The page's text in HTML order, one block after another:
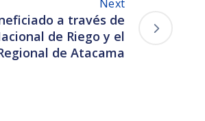
Next
a través de
de Riego y el
de Atacama